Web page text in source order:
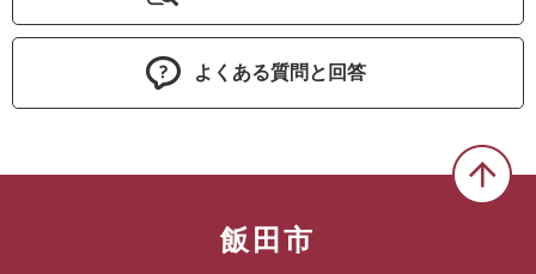
よくある質問と回答
飯田市